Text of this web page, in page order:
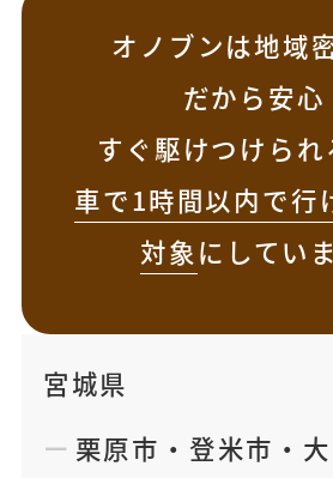
オノブンは地域
だから安心
すぐ駆けつけられ
車で1時間以内で行
対象にしてい
宮城県
栗原市 ・ 登米市 ・